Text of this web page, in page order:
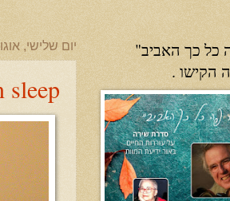
יום שלישי, אוגוסט
sleep
כל כך האביב"
הקישו .